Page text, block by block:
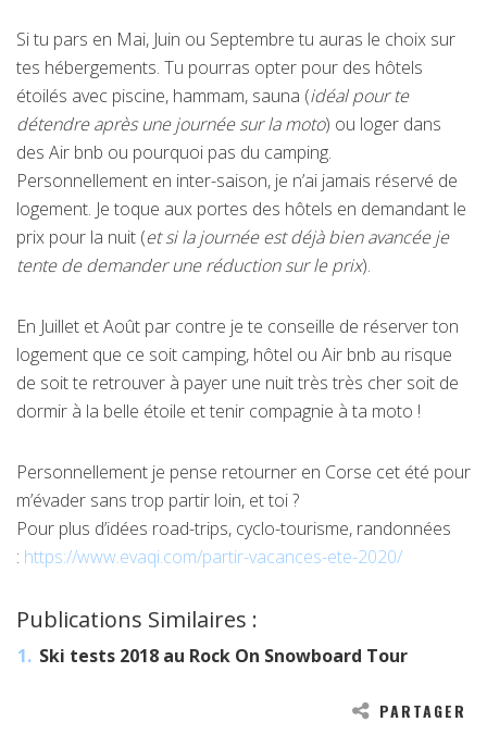
Si tu pars en Mai, Juin ou Septembre tu auras le choix sur
tes hébergements. Tu pourras opter pour des hôtels
étoilés avec piscine, hammam, sauna (idéal pour te
détendre après une journée sur la moto) ou loger dans
des Air bnb ou pourquoi pas du camping.
Personnellement en inter-saison, je n’ai jamais réservé de
logement. Je toque aux portes des hôtels en demandant le
prix pour la nuit (et si la journée est déjà bien avancée je
tente de demander une réduction sur le prix).
En Juillet et Août par contre je te conseille de réserver ton
logement que ce soit camping, hôtel ou Air bnb au risque
de soit te retrouver à payer une nuit très très cher soit de
dormir à la belle étoile et tenir compagnie à ta moto !
Personnellement je pense retourner en Corse cet été pour
m’évader sans trop partir loin, et toi ?
Pour plus d’idées road-trips, cyclo-tourisme, randonnées
: https://www.evaqi.com/partir-vacances-ete-2020/
Publications Similaires :
Ski tests 2018 au Rock On Snowboard Tour
PARTAGER